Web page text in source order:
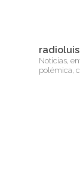
Noticias,
polémica,